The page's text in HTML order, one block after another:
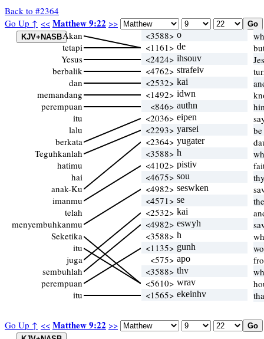
Back to #2364
Go Up ↑ << Matthew 9:22 >>
Go Up ↑ << Matthew 9:22 >>
Akan
tetapi
Yesus
berbalik
dan
memandang
perempuan
itu
lalu
berkata
Teguhkanlah
hatimu
hai
anak-Ku
imanmu
telah
menyembuhkanmu
Seketika
itu
juga
sembuhlah
perempuan
itu
<3588> o
<1161> de
<2424> ihsouv
<4762> strafeiv
<2532> kai
<1492> idwn
<846> authn
<2036> eipen
<2293> yarsei
<2364> yugater
<3588> h
<4102> pistiv
<4675> sou
<4982> seswken
<4571> se
<2532> kai
<4982> eswyh
<3588> h
<1135> gunh
<575> apo
<3588> thv
<5610> wrav
<1565> ekeinhv